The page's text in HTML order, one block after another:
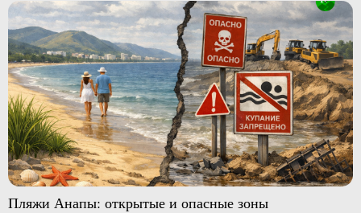
Пляжи Анапы: открытые и опасные зоны